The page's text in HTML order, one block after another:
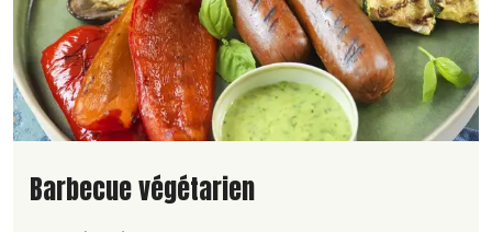
Lire la suite de la recette
Barbecue végétarien